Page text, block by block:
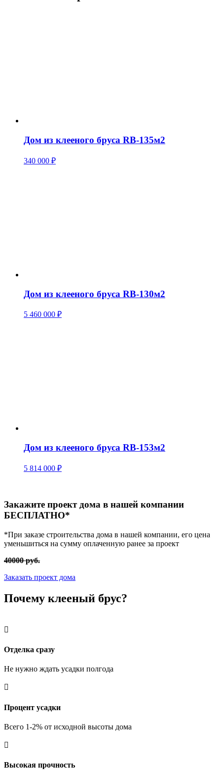
Дом из клееного бруса RB-135м2
340 000 ₽
Дом из клееного бруса RB-130м2
5 460 000 ₽
Дом из клееного бруса RB-153м2
5 814 000 ₽
Закажите проект дома в нашей компании
БЕСПЛАТНО*
*При заказе строительства дома в нашей компании, его цена
уменьшиться на сумму оплаченную ранее за проект
40000 руб.
Заказать проект дома
Почему клееный брус?

Отделка сразу
Не нужно ждать усадки полгода

Процент усадки
Всего 1-2% от исходной высоты дома

Высокая прочность